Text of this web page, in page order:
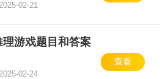
02-21
理游戏题目和答案
02-24
查看